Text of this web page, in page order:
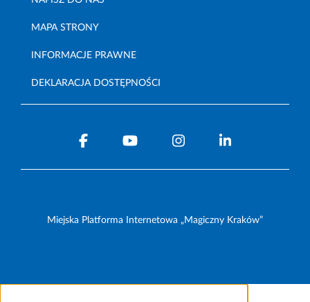
MAPA STRONY
INFORMACJE PRAWNE
DEKLARACJA DOSTĘPNOŚCI
Miejska Platforma Internetowa „Magiczny Kraków”